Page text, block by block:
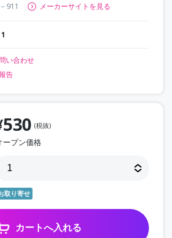
911 メーカーサイトを見る
1
い合わせ
告
530 (税抜)
ープン価格
取り寄せ
カートへ入れる